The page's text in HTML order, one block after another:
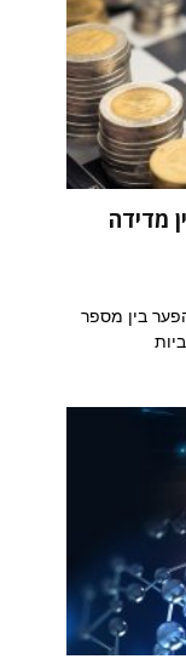
מדידה
בין מספר